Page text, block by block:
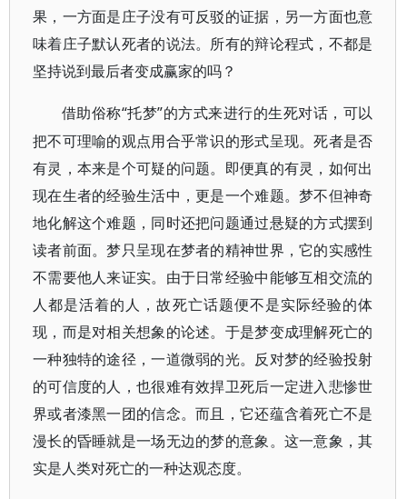
果，一方面是庄子没有可反驳的证据，另一方面也意
味着庄子默认死者的说法。所有的辩论程式，不都是
坚持说到最后者变成赢家的吗？
借助俗称“托梦”的方式来进行的生死对话，可以
把不可理喻的观点用合乎常识的形式呈现。死者是否
有灵，本来是个可疑的问题。即便真的有灵，如何出
现在生者的经验生活中，更是一个难题。梦不但神奇
地化解这个难题，同时还把问题通过悬疑的方式摆到
读者前面。梦只呈现在梦者的精神世界，它的实感性
不需要他人来证实。由于日常经验中能够互相交流的
人都是活着的人，故死亡话题便不是实际经验的体
现，而是对相关想象的论述。于是梦变成理解死亡的
一种独特的途径，一道微弱的光。反对梦的经验投射
的可信度的人，也很难有效捍卫死后一定进入悲惨世
界或者漆黑一团的信念。而且，它还蕴含着死亡不是
漫长的昏睡就是一场无边的梦的意象。这一意象，其
实是人类对死亡的一种达观态度。